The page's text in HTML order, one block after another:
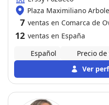
Plaza Maximiliano
Oviedo
7 ventas en Comarca de
12 ventas en España
Español
Precio
Ver